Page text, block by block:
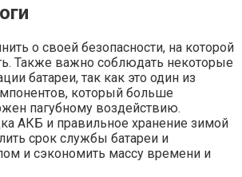
о своей безопасности, на которой
Также важно соблюдать некоторые
батареи, так как это один из
который больше
пагубному воздействию.
АКБ и правильное хранение зимой
срок службы батареи и
и сэкономить массу времени и